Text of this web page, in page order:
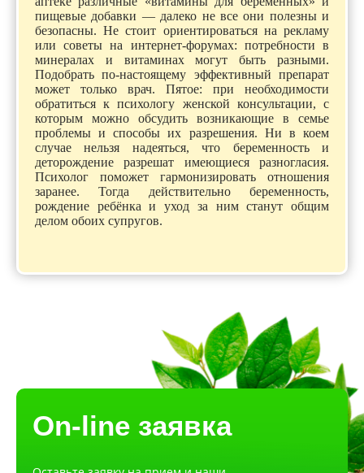
пищевые добавки — далеко не все они полезны и
безопасны. Не стоит ориентироваться на рекламу
или советы на интернет-форумах: потребности в
минералах и витаминах могут быть разными.
Подобрать по-настоящему эффективный препарат
может только врач. Пятое: при необходимости
обратиться к психологу женской консультации, с
которым можно обсудить возникающие в семье
проблемы и способы их разрешения. Ни в коем
случае нельзя надеяться, что беременность и
деторождение разрешат имеющиеся разногласия.
Психолог поможет гармонизировать отношения
заранее. Тогда действительно беременность,
рождение ребёнка и уход за ним станут общим
делом обоих супругов.
On-line заявка